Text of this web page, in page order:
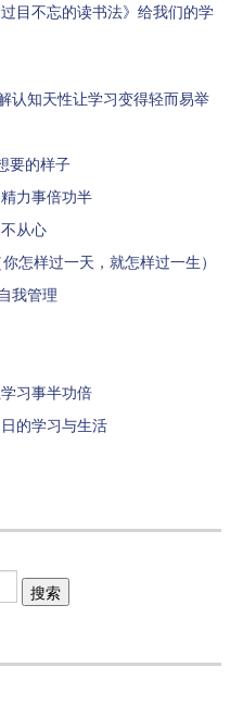
目不忘的读书法》给我们的学
认知天性让学习变得轻而易举
要的样子
力事倍功半
从心
怎样过一天，就怎样过一生）
我管理
习事半功倍
的学习与生活